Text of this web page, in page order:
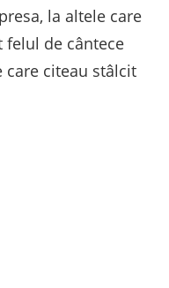
la altele care
de cântece
care citeau stâlcit